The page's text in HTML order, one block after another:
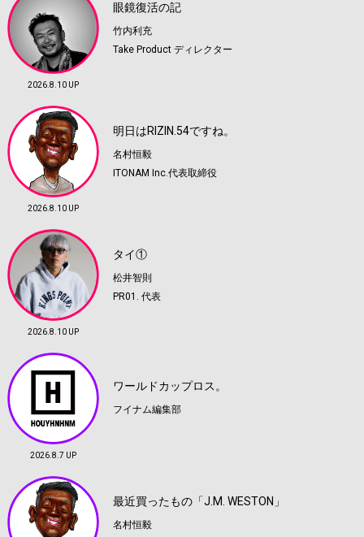
2026.8.10 UP
眼鏡復活の記
竹内利充
Take Product ディレクター
2026.8.10 UP
明日はRIZIN.54ですね。
名村恒毅
ITONAM Inc.代表取締役
2026.8.10 UP
タイ①
松井智則
PR01. 代表
2026.8.7 UP
ワールドカップロス。
フイナム編集部
最近買ったもの「J.M. WESTON」
名村恒毅